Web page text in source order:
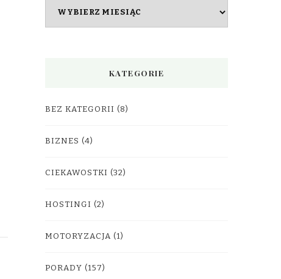
KATEGORIE
BEZ KATEGORII (8)
BIZNES (4)
CIEKAWOSTKI (32)
HOSTINGI (2)
MOTORYZACJA (1)
PORADY (157)